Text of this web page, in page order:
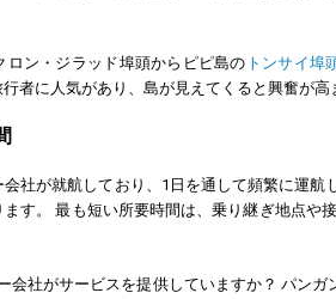
ン・ジラッド埠頭からピピ島の トンサイ埠
者に人気があり、島が見えてくると興奮が高
社が就航しており、1日を通して頻繁に運
す。 最も短い所要時間は、乗り継ぎ地点
会社がサービスを提供していますか？ パン